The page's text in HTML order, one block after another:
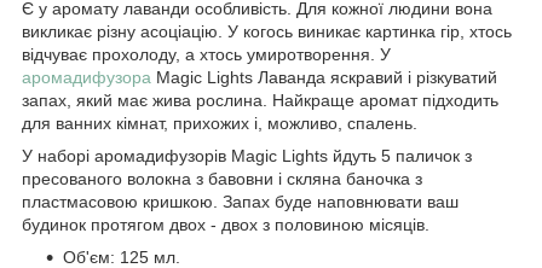
Є у аромату лаванди особливість. Для кожної людини вона
викликає різну асоціацію. У когось виникає картинка гір, хтось
відчуває прохолоду, а хтось умиротворення. У
аромадифузора Magic Lights Лаванда яскравий і різкуватий
запах, який має жива рослина. Найкраще аромат підходить
для ванних кімнат, прихожих і, можливо, спалень.
У наборі аромадифузорів Magic Lights йдуть 5 паличок з
пресованого волокна з бавовни і скляна баночка з
пластмасовою кришкою. Запах буде наповнювати ваш
будинок протягом двох - двох з половиною місяців.
Об'єм: 125 мл.